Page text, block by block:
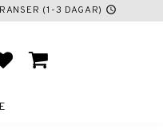
(1-3 DAGAR) schedule
FAVORITES
BASKET